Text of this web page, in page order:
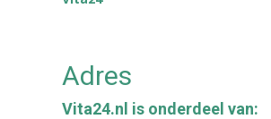
Adres
Vita24.nl is onderdeel van: